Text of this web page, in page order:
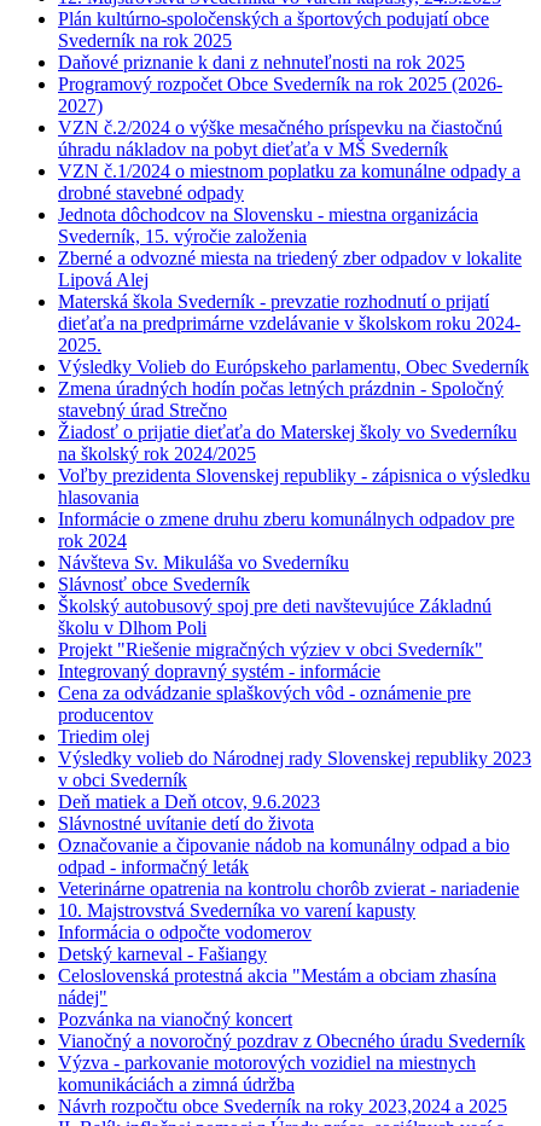
Plán kultúrno-spoločenských a športových podujatí obce
Svederník na rok 2025
Daňové priznanie k dani z nehnuteľnosti na rok 2025
Programový rozpočet Obce Svederník na rok 2025 (2026-
2027)
VZN č.2/2024 o výške mesačného príspevku na čiastočnú
úhradu nákladov na pobyt dieťaťa v MŠ Svederník
VZN č.1/2024 o miestnom poplatku za komunálne odpady a
drobné stavebné odpady
Jednota dôchodcov na Slovensku - miestna organizácia
Svederník, 15. výročie založenia
Zberné a odvozné miesta na triedený zber odpadov v lokalite
Lipová Alej
Materská škola Svederník - prevzatie rozhodnutí o prijatí
dieťaťa na predprimárne vzdelávanie v školskom roku 2024-
2025.
Výsledky Volieb do Európskeho parlamentu, Obec Svederník
Zmena úradných hodín počas letných prázdnin - Spoločný
stavebný úrad Strečno
Žiadosť o prijatie dieťaťa do Materskej školy vo Svederníku
na školský rok 2024/2025
Voľby prezidenta Slovenskej republiky - zápisnica o výsledku
hlasovania
Informácie o zmene druhu zberu komunálnych odpadov pre
rok 2024
Návšteva Sv. Mikuláša vo Svederníku
Slávnosť obce Svederník
Školský autobusový spoj pre deti navštevujúce Základnú
školu v Dlhom Poli
Projekt "Riešenie migračných výziev v obci Svederník"
Integrovaný dopravný systém - informácie
Cena za odvádzanie splaškových vôd - oznámenie pre
producentov
Triedim olej
Výsledky volieb do Národnej rady Slovenskej republiky 2023
v obci Svederník
Deň matiek a Deň otcov, 9.6.2023
Slávnostné uvítanie detí do života
Označovanie a čipovanie nádob na komunálny odpad a bio
odpad - informačný leták
Veterinárne opatrenia na kontrolu chorôb zvierat - nariadenie
10. Majstrovstvá Svederníka vo varení kapusty
Informácia o odpočte vodomerov
Detský karneval - Fašiangy
Celoslovenská protestná akcia "Mestám a obciam zhasína
nádej"
Pozvánka na vianočný koncert
Vianočný a novoročný pozdrav z Obecného úradu Svederník
Výzva - parkovanie motorových vozidiel na miestnych
komunikáciách a zimná údržba
Návrh rozpočtu obce Svederník na roky 2023,2024 a 2025